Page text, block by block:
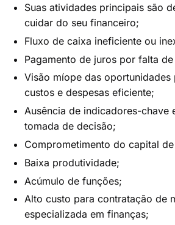
Suas atividades principais são
cuidar do seu financeiro;
Fluxo de caixa ineficiente ou
Pagamento de juros por falta
Visão míope das oportunidades
custos e despesas eficiente;
Ausência de indicadores-chave
tomada de decisão;
Comprometimento do capital
Baixa produtividade;
Acúmulo de funções;
Alto custo para contratação de
especializada em finanças;